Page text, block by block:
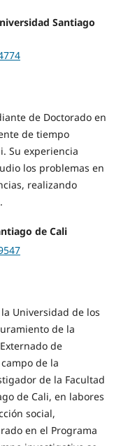
Santiago
de Doctorado en
de tiempo
Su experiencia
los problemas en
realizando
de Cali
Universidad de los
de la
de
de la
de la Facultad
de Cali, en labores
social,
en el Programa